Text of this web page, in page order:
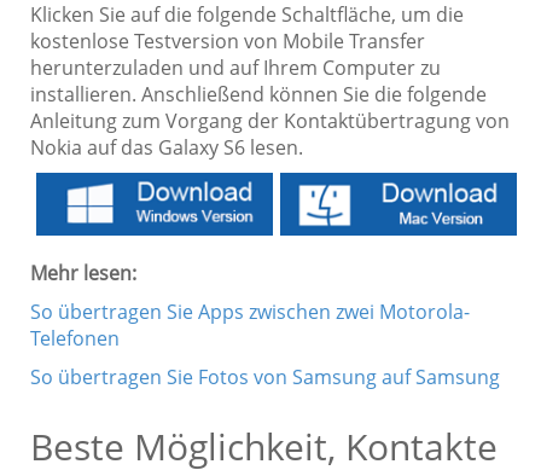
Klicken Sie auf die folgende Schaltfläche, um die
kostenlose Testversion von Mobile Transfer
herunterzuladen und auf Ihrem Computer zu
installieren. Anschließend können Sie die folgende
Anleitung zum Vorgang der Kontaktübertragung von
Nokia auf das Galaxy S6 lesen.
Mehr lesen:
So übertragen Sie Apps zwischen zwei Motorola-
Telefonen
So übertragen Sie Fotos von Samsung auf Samsung
Beste Möglichkeit, Kontakte